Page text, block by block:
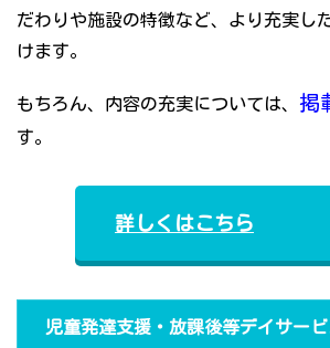
だわりや施設の特徴など、より充実し
けます。
もちろん、内容の充実については、 掲
す。
詳しくはこちら
児童発達支援・放課後等デイサー